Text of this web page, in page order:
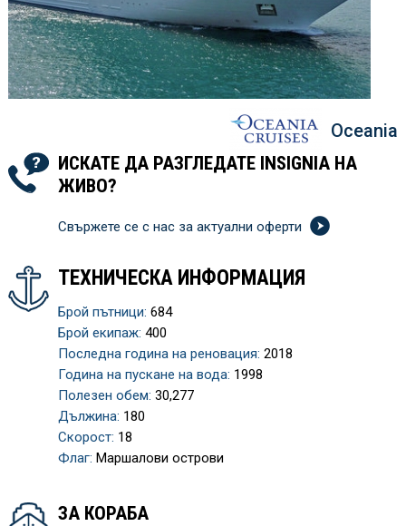
Oceania
ИСКАТЕ ДА РАЗГЛЕДАТЕ INSIGNIA НА
ЖИВО?
Свържете се с нас за актуални оферти
ТЕХНИЧЕСКА ИНФОРМАЦИЯ
Брой пътници: 684
Брой екипаж: 400
Последна година на реновация: 2018
Година на пускане на вода: 1998
Полезен обем: 30,277
Дължина: 180
Скорост: 18
Флаг: Маршалови острови
ЗА КОРАБА